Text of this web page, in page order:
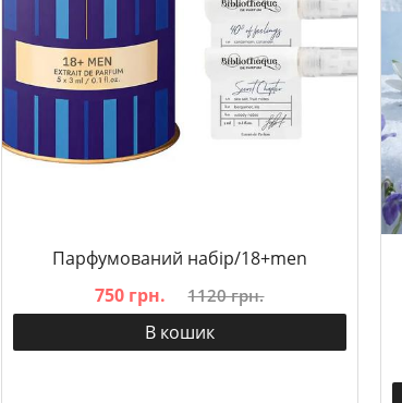
Парфумований набір/18+men
750 грн.
1120 грн.
В кошик